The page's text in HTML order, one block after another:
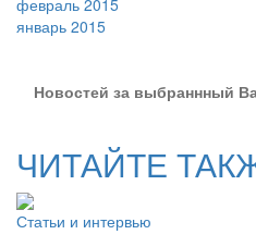
февраль 2015
январь 2015
Новостей за выбраннный
ЧИТАЙТЕ
Статьи и интервью